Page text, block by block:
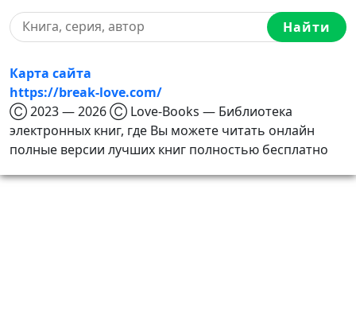
Найти
Карта сайта
https://break-love.com/
Ⓒ 2023 — 2026 Ⓒ Love-Books — Библиотека
электронных книг, где Вы можете читать онлайн
полные версии лучших книг полностью бесплатно